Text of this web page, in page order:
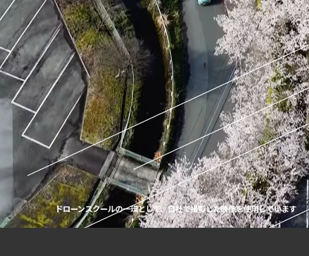
ドローンスクールの一環として、自社で撮影した映像を使用しています